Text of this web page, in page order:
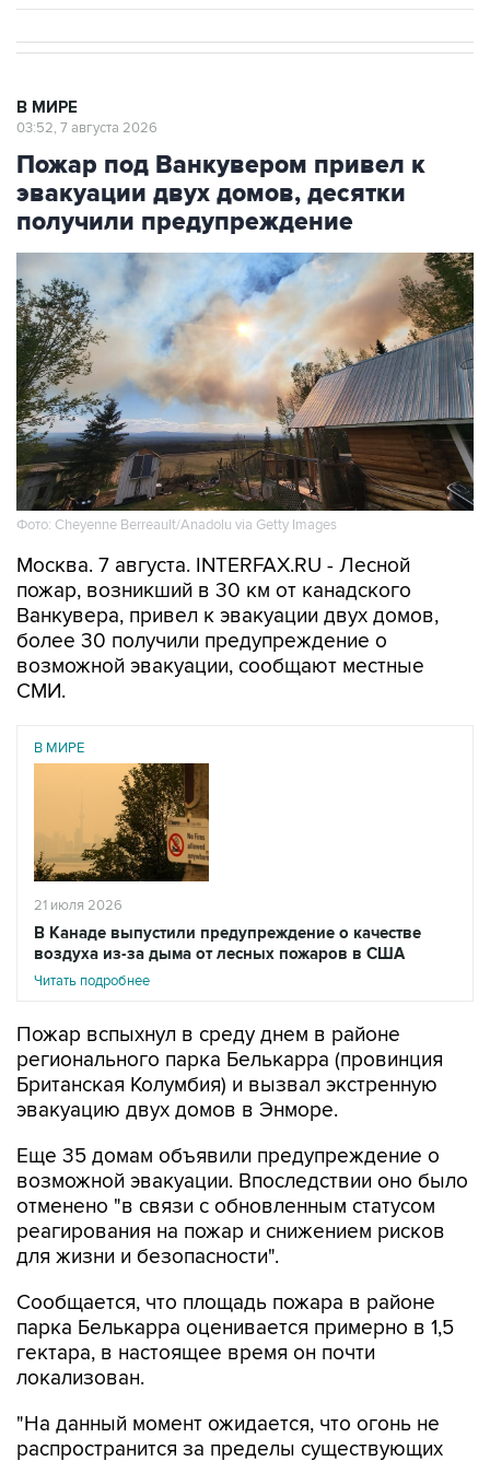
В МИРЕ
03:52, 7 августа 2026
Пожар под Ванкувером привел к
эвакуации двух домов, десятки
получили предупреждение
Фото: Cheyenne Berreault/Anadolu via Getty Images
Москва. 7 августа. INTERFAX.RU - Лесной
пожар, возникший в 30 км от канадского
Ванкувера, привел к эвакуации двух домов,
более 30 получили предупреждение о
возможной эвакуации, сообщают местные
СМИ.
В МИРЕ
21 июля 2026
В Канаде выпустили предупреждение о качестве
воздуха из-за дыма от лесных пожаров в США
Читать подробнее
Пожар вспыхнул в среду днем в районе
регионального парка Белькарра (провинция
Британская Колумбия) и вызвал экстренную
эвакуацию двух домов в Энморе.
Еще 35 домам объявили предупреждение о
возможной эвакуации. Впоследствии оно было
отменено "в связи с обновленным статусом
реагирования на пожар и снижением рисков
для жизни и безопасности".
Сообщается, что площадь пожара в районе
парка Белькарра оценивается примерно в 1,5
гектара, в настоящее время он почти
локализован.
"На данный момент ожидается, что огонь не
распространится за пределы существующих